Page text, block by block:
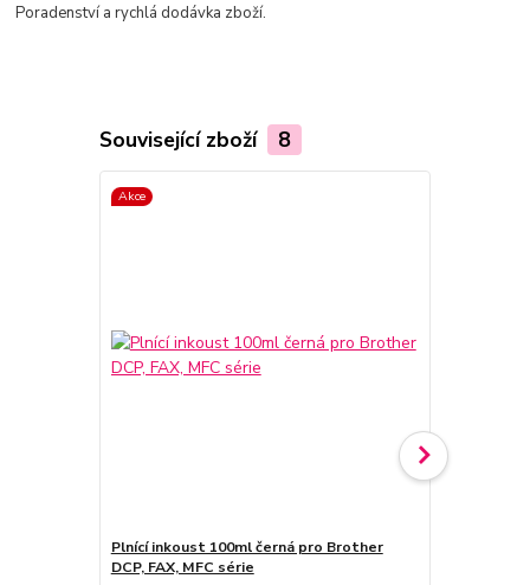
Poradenství a rychlá dodávka zboží.
Související zboží 8
Akce
Plnící inkoust 100ml černá pro Brother
DCP, FAX, MFC série